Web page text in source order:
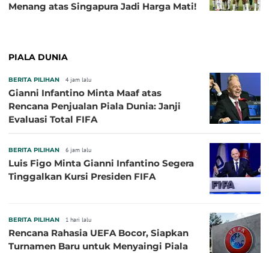
Menang atas Singapura Jadi Harga Mati!
PIALA DUNIA
BERITA PILIHAN 4 jam lalu
Gianni Infantino Minta Maaf atas
Rencana Penjualan Piala Dunia: Janji
Evaluasi Total FIFA
BERITA PILIHAN 6 jam lalu
Luis Figo Minta Gianni Infantino Segera
Tinggalkan Kursi Presiden FIFA
BERITA PILIHAN 1 hari lalu
Rencana Rahasia UEFA Bocor, Siapkan
Turnamen Baru untuk Menyaingi Piala